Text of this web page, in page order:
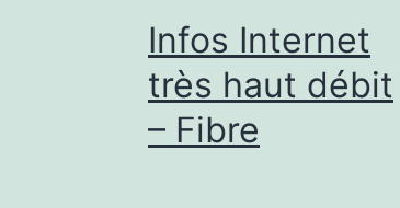
Infos Internet
très haut débit
– Fibre